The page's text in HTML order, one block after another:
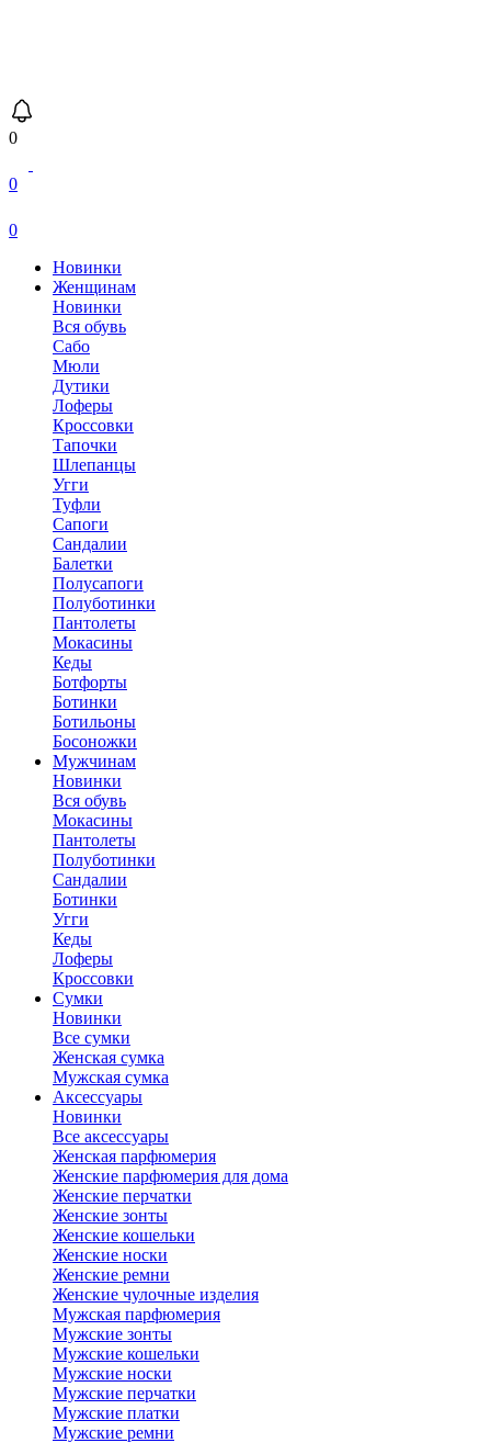
0
0
0
Новинки
Женщинам
Новинки
Вся обувь
Сабо
Мюли
Дутики
Лоферы
Кроссовки
Тапочки
Шлепанцы
Угги
Туфли
Сапоги
Сандалии
Балетки
Полусапоги
Полуботинки
Пантолеты
Мокасины
Кеды
Ботфорты
Ботинки
Ботильоны
Босоножки
Мужчинам
Новинки
Вся обувь
Мокасины
Пантолеты
Полуботинки
Сандалии
Ботинки
Угги
Кеды
Лоферы
Кроссовки
Сумки
Новинки
Все сумки
Женская сумка
Мужская сумка
Аксессуары
Новинки
Все аксессуары
Женская парфюмерия
Женские парфюмерия для дома
Женские перчатки
Женские зонты
Женские кошельки
Женские носки
Женские ремни
Женские чулочные изделия
Мужская парфюмерия
Мужские зонты
Мужские кошельки
Мужские носки
Мужские перчатки
Мужские платки
Мужские ремни